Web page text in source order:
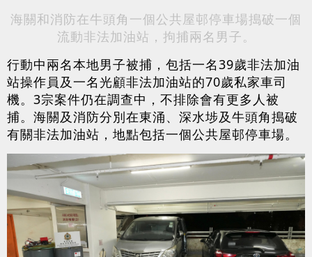
海關和消防在牛頭角一個公共屋邨停車場搗破一個
流動非法加油站，拘捕兩名男子。
行動中兩名本地男子被捕，包括一名39歲非法加油
站操作員及一名光顧非法加油站的70歲私家車司
機。3宗案件仍在調查中，不排除會有更多人被
捕。海關及消防分別在東涌、深水埗及牛頭角搗破
有關非法加油站，地點包括一個公共屋邨停車場。